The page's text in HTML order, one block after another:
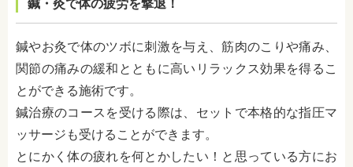
鍼・灸で体の疲労を撃退！
鍼やお灸で体のツボに刺激を与え、筋肉のこりや痛み、
関節の痛みの緩和とともに高いリラックス効果を得るこ
とができる施術です。
鍼治療のコースを受ける際は、セットで本格的な指圧マ
ッサージも受けることができます。
とにかく体の疲れを何とかしたい！と思っている方にお